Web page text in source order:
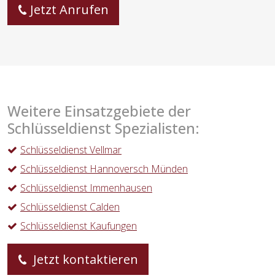
Jetzt Anrufen
Weitere Einsatzgebiete der
Schlüsseldienst Spezialisten:
Schlüsseldienst Vellmar
Schlüsseldienst Hannoversch Münden
Schlüsseldienst Immenhausen
Schlüsseldienst Calden
Schlüsseldienst Kaufungen
Jetzt kontaktieren